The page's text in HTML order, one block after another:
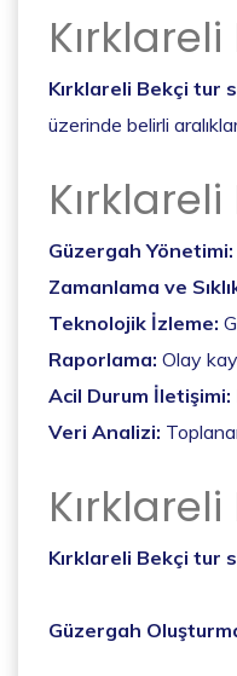
Kırklareli Bekçi tur
üzerinde belirli
Güzergah Yönetimi:
Zamanlama ve
Teknolojik İzleme:
Raporlama: Olay
Acil Durum İletişimi:
Veri Analizi:
Kırklareli Bekçi tur
Güzergah